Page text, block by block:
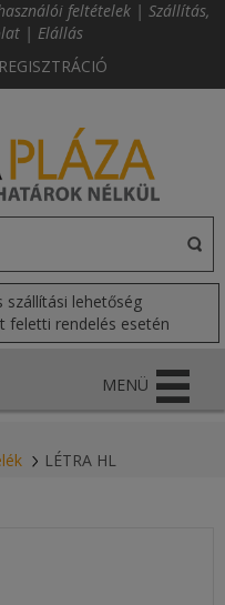
feltételek | Szállítás,
| Elállás
REGISZTRÁCIÓ
szállítási lehetőség
feletti rendelés esetén
MENÜ
LÉTRA HL